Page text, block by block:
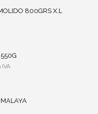
800GRS X.L
IVA